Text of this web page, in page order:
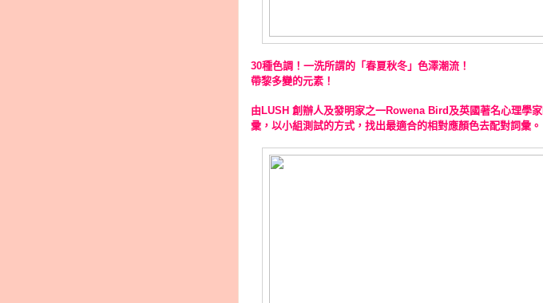
30種色調！一洗所謂的「春夏秋冬」色澤潮流！
帶黎多變的元素！
由 LUSH 創辦人及發明家之一Rowena Bird 及英國著名心理學家
彚，以小組測試的方式，找出最適合的相對應顏色去配對詞彙。